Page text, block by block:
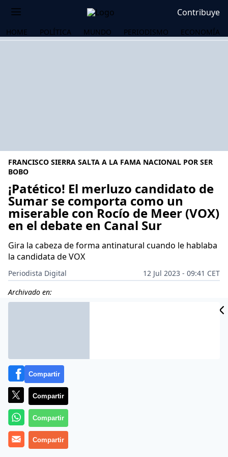
Contribuye
HOME POLÍTICA MUNDO PERIODISMO ECONOMÍA
FRANCISCO SIERRA SALTA A LA FAMA NACIONAL POR SER
BOBO
¡Patético! El merluzo candidato de
Sumar se comporta como un
miserable con Rocío de Meer (VOX)
en el debate en Canal Sur
Gira la cabeza de forma antinatural cuando le hablaba
la candidata de VOX
Periodista Digital
12 Jul 2023 - 09:41 CET
Archivado en:
Compartir
Compartir
Compartir
Compartir